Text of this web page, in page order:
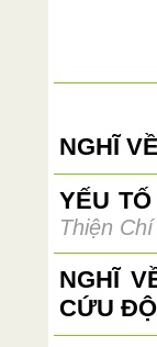
NGHĨ
YẾU
Thiện Chí
NGHĨ
CỨU